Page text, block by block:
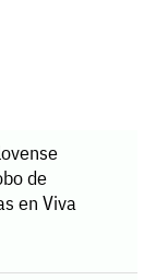
de
en Viva